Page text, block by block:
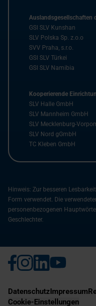
Auslandsgesellschaften
GSI SLV Kunshan
SLV Polska Sp. z.o.o
SVV Praha, s.r.o.
GSI SLV Türkei
GSI SLV Namibia
Kooperierende
SLV Halle GmbH
SLV Mannheim GmbH
SLV Mecklenburg-
SLV Nord gGmbH
TC Kleben GmbH
Hinweis: Zur besseren
Form verwendet. Die
personenbezogenen
Geschlechter.
DatenschutzImpressum
Cookie-Einstellungen